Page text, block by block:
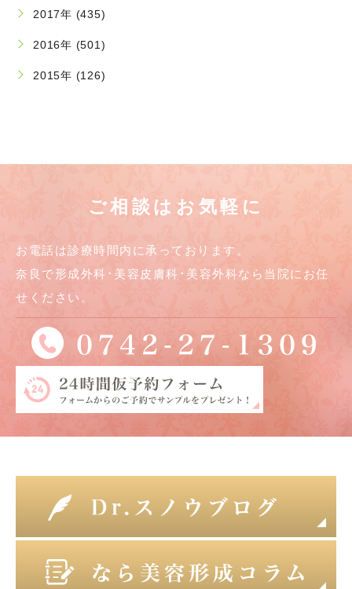
2017年 (435)
2016年 (501)
2015年 (126)
ご相談はお気軽に
お電話は診療時間内に承っております。
奈良で形成外科･美容皮膚科･美容外科なら当院にお任
せください。